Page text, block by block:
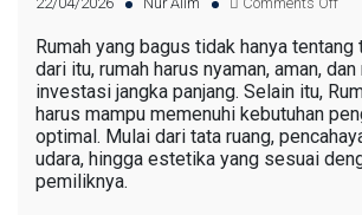
Rumah yang bagus tidak hanya tentang
dari itu, rumah harus nyaman, aman,
investasi jangka panjang. Selain itu,
harus mampu memenuhi kebutuhan
optimal. Mulai dari tata ruang,
udara, hingga estetika yang sesuai
pemiliknya.